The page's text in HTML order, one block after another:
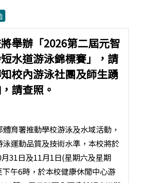
舉辦「2026第二屆元智
水道游泳錦標賽」，請
校內游泳社團及師生踴
請查照。
育署推動學校游泳及水域活動，
泳運動品質及技術水準，本校將於
31日及11月1日(星期六及星期
午6時，於本校健康休閒中心游